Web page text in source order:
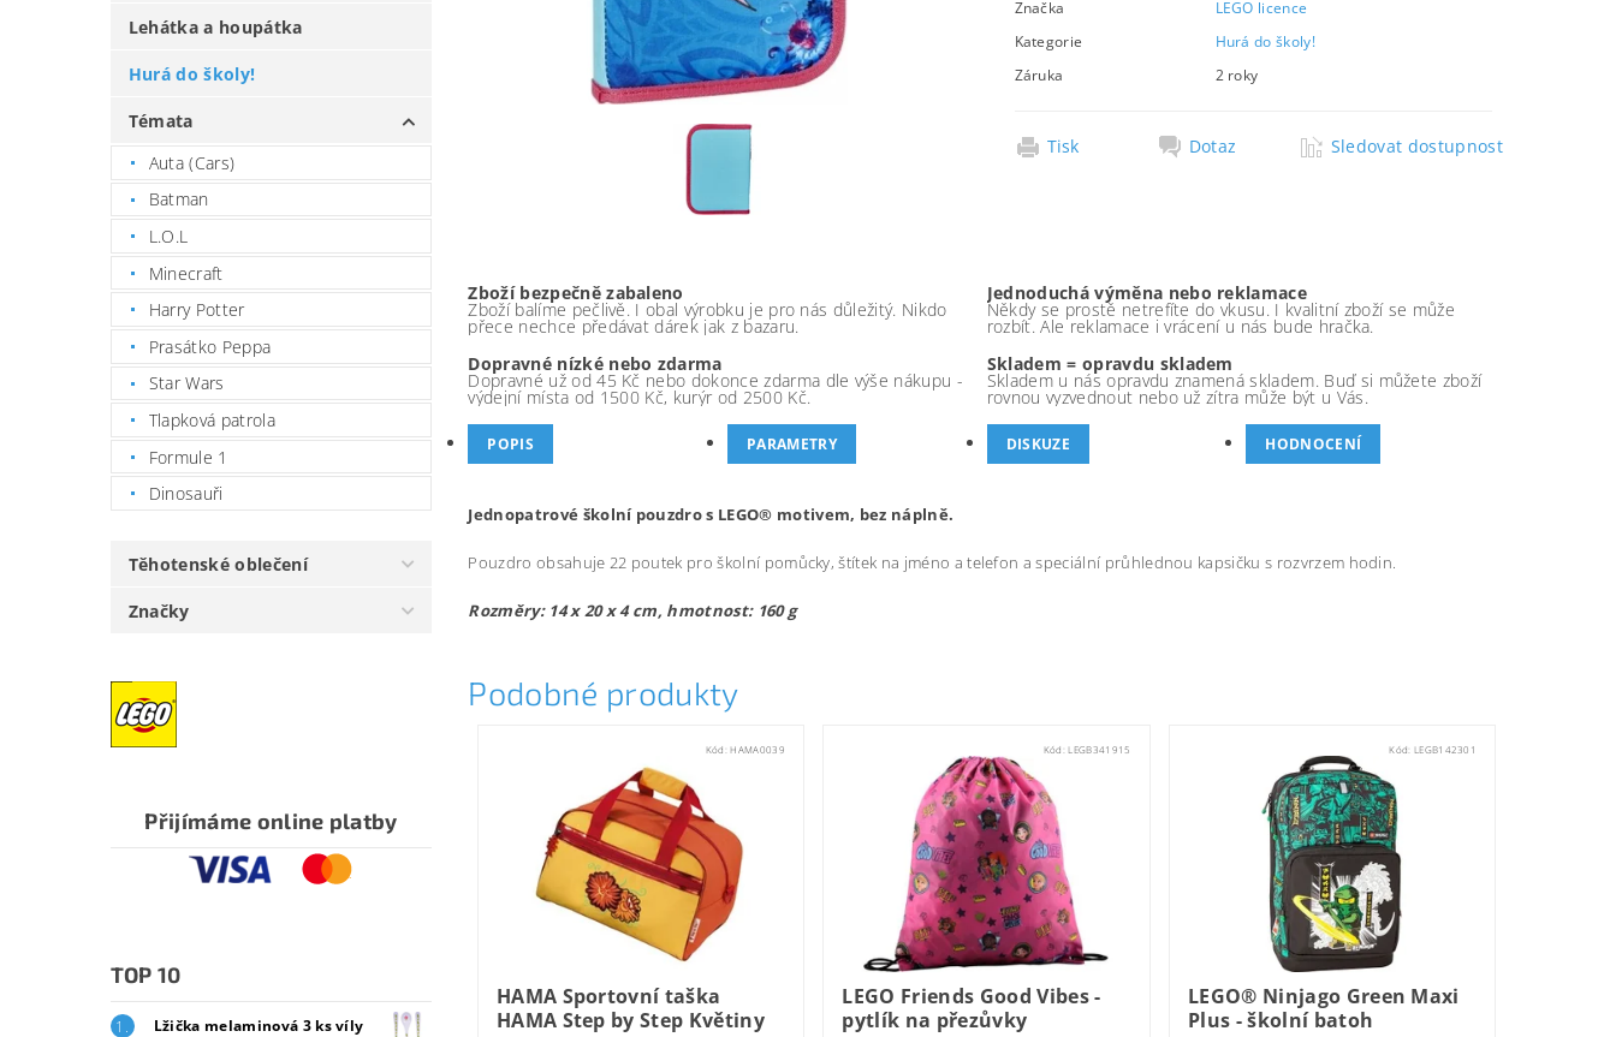
Lehátka a houpátka
Hurá do školy!
Témata
Auta (Cars)
Batman
L.O.L
Minecraft
Harry Potter
Prasátko Peppa
Star Wars
Tlapková patrola
Formule 1
Dinosauři
Těhotenské oblečení
Značky
Přijímáme online platby
TOP 10
Lžička melaminová 3 ks víly
Značka
LEGO licence
Kategorie
Hurá do školy!
Záruka
2 roky
Tisk Dotaz Sledovat dostupnost
Zboží bezpečně zabaleno
Zboží balíme pečlivě. I obal výrobku je pro nás důležitý. Nikdo
přece nechce předávat dárek jak z bazaru.
Jednoduchá výměna nebo reklamace
Někdy se prostě netrefíte do vkusu. I kvalitní zboží se může
rozbít. Ale reklamace i vrácení u nás bude hračka.
Dopravné nízké nebo zdarma
Dopravné už od 45 Kč nebo dokonce zdarma dle výše nákupu -
výdejní místa od 1500 Kč, kurýr od 2500 Kč.
Skladem = opravdu skladem
Skladem u nás opravdu znamená skladem. Buď si můžete zboží
rovnou vyzvednout nebo už zítra může být u Vás.
POPIS PARAMETRY DISKUZE HODNOCENÍ
Jednopatrové školní pouzdro s LEGO® motivem, bez náplně.
Pouzdro obsahuje 22 poutek pro školní pomůcky, štítek na jméno a telefon a speciální průhlednou kapsičku s rozvrzem hodin.
Rozměry: 14 x 20 x 4 cm, hmotnost: 160 g
Podobné produkty
Kód:HAMA0039
HAMA Sportovní taška
HAMA Step by Step Květiny
Kód:LEGB341915
LEGO Friends Good Vibes -
pytlík na přezůvky
Kód: LEGB142301
LEGO® Ninjago Green Maxi
Plus - školní batoh